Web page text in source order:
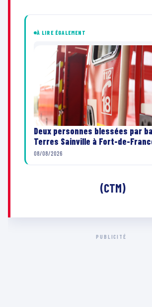
À LIRE ÉGALEMENT
Deux personnes blessées par
Terres Sainville à Fort-de-
08/08/2026
(CTM)
PUBLICITÉ